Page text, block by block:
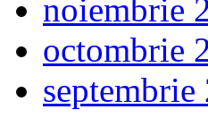
noiembrie
octombrie
septembrie